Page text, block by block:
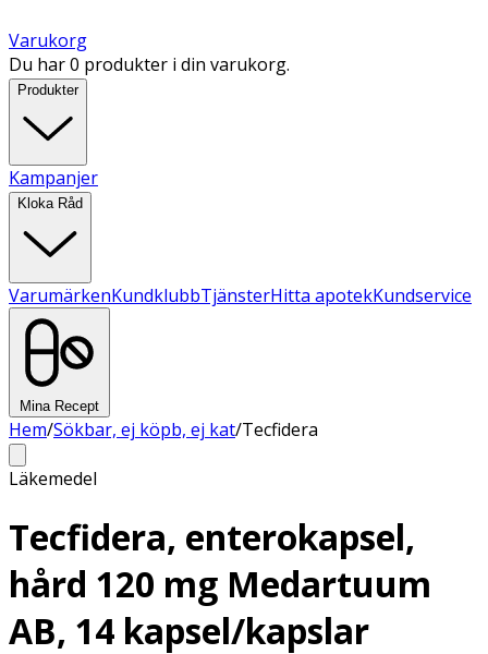
Varukorg
Du har 0 produkter i din varukorg.
Produkter
Kampanjer
Kloka Råd
VarumärkenKundklubbTjänsterHitta apotekKundservice
Mina Recept
Hem/Sökbar, ej köpb, ej kat/Tecfidera
Läkemedel
Tecfidera, enterokapsel,
hård 120 mg Medartuum
AB, 14 kapsel/kapslar